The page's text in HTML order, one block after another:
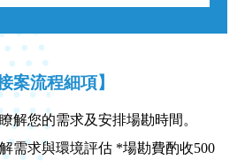
案流程細項】
解您的需求及安排場勘時間。
需求與環境評估 *場勘費酌收500